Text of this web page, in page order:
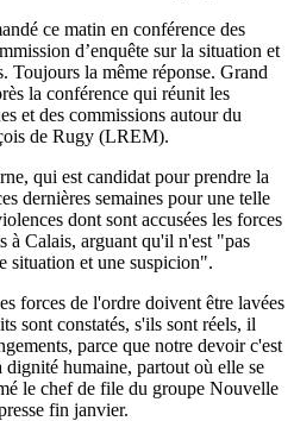
ce matin en conférence des
d’enquête sur la situation et
Toujours la même réponse. Grand
la conférence qui réunit les
et des commissions autour du
de Rugy (LREM).
qui est candidat pour prendre la
dernières semaines pour une telle
dont sont accusées les forces
à Calais, arguant qu'il n'est "pas
situation et une suspicion".
forces de l'ordre doivent être lavées
sont constatés, s'ils sont réels, il
parce que notre devoir c'est
humaine, partout où elle se
le chef de file du groupe Nouvelle
fin janvier.